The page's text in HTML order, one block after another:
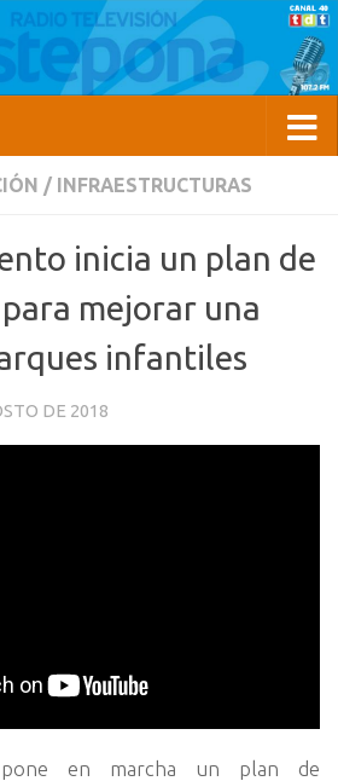
/ INFRAESTRUCTURAS
inicia un plan de
mejorar una
infantiles
DE 2018
pone en marcha un plan de